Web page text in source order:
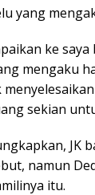
yang
ke
mengaku
sekian
JK
namun
itu.